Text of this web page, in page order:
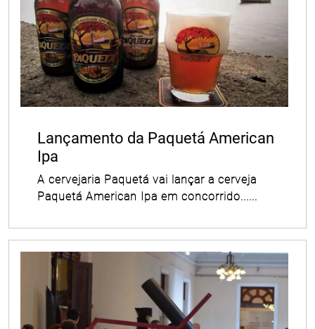
Lançamento da Paquetá American
Ipa
A cervejaria Paquetá vai lançar a cerveja
Paquetá American Ipa em concorrido......